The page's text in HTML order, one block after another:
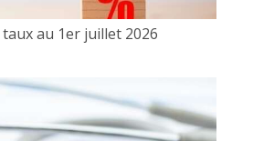
au 1er juillet 2026